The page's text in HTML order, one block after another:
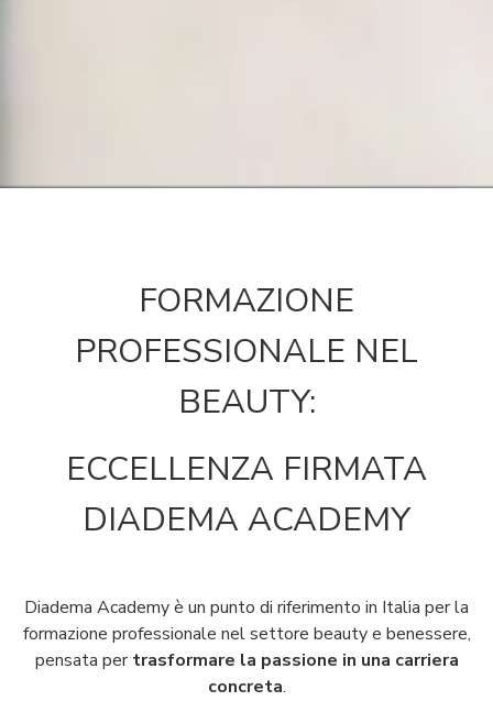
FORMAZIONE
PROFESSIONALE NEL
BEAUTY:
ECCELLENZA FIRMATA
DIADEMA ACADEMY
Diadema Academy è un punto di riferimento in Italia per la
formazione professionale nel settore beauty e benessere,
pensata pertrasformare la passione in una carriera
concreta.